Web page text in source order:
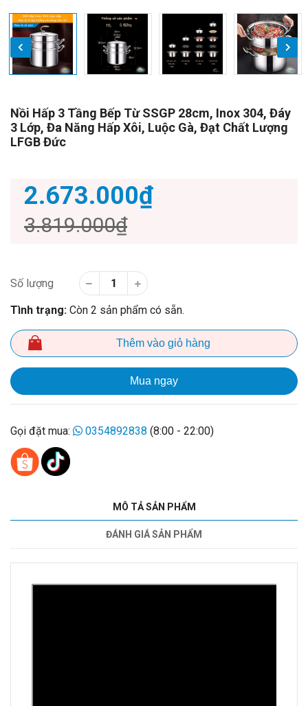
Nồi Hấp 3 Tầng Bếp Từ SSGP 28cm, Inox 304, Đáy
3 Lớp, Đa Năng Hấp Xôi, Luộc Gà, Đạt Chất Lượng
LFGB Đức
2.673.000₫
3.819.000₫
Số lượng
Tình trạng: Còn 2 sản phẩm có sẵn.
Thêm vào giỏ hàng
Mua ngay
Gọi đặt mua: 0354892838 (8:00 - 22:00)
MÔ TẢ SẢN PHẨM
ĐÁNH GIÁ SẢN PHẨM